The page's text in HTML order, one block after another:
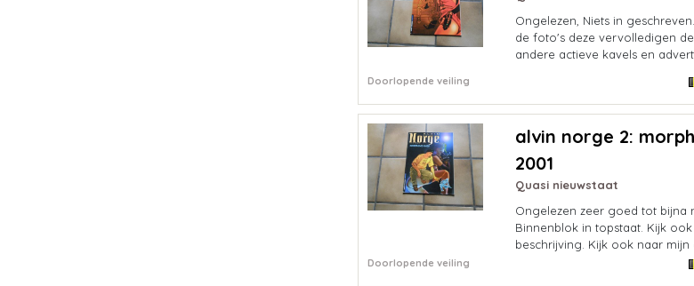
Ongelezen, Niets in
de foto's deze vervolledigen
andere actieve kavels en
Doorlopende veiling
alvin norge 2:
2001
Quasi nieuwstaat
Ongelezen zeer goed tot bijna
Binnenblok in topstaat. Kijk
beschrijving. Kijk ook naar mijn
Doorlopende veiling